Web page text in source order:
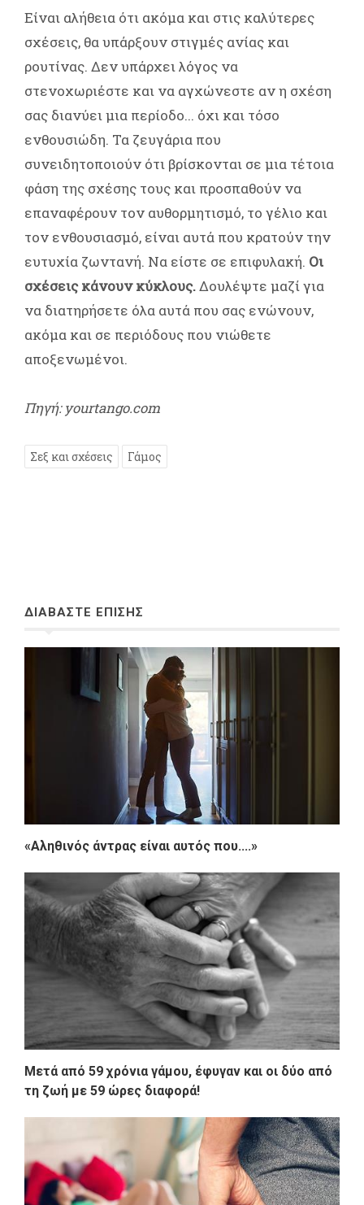
Είναι αλήθεια ότι ακόμα και στις καλύτερες
σχέσεις, θα υπάρξουν στιγμές ανίας και
ρουτίνας. Δεν υπάρχει λόγος να
στενοχωριέστε και να αγχώνεστε αν η σχέση
σας διανύει μια περίοδο... όχι και τόσο
ενθουσιώδη. Τα ζευγάρια που
συνειδητοποιούν ότι βρίσκονται σε μια τέτοια
φάση της σχέσης τους και προσπαθούν να
επαναφέρουν τον αυθορμητισμό, το γέλιο και
τον ενθουσιασμό, είναι αυτά που κρατούν την
ευτυχία ζωντανή. Να είστε σε επιφυλακή. Οι
σχέσεις κάνουν κύκλους. Δουλέψτε μαζί για
να διατηρήσετε όλα αυτά που σας ενώνουν,
ακόμα και σε περιόδους που νιώθετε
αποξενωμένοι.
Πηγή: yourtango.com
Σεξ και σχέσεις Γάμος
ΔΙΑΒΑΣΤΕ ΕΠΙΣΗΣ
«Αληθινός άντρας είναι αυτός που....»
Μετά από 59 χρόνια γάμου, έφυγαν και οι δύο από
τη ζωή με 59 ώρες διαφορά!